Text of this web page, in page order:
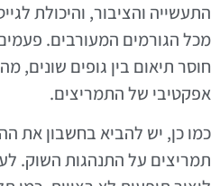
התעשייה והציבור, והיכולת
מכל הגורמים המעורבים.
חוסר תיאום בין גופים שונים,
אפקטיבי של התמריצים.
כמו כן, יש להביא בחשבון את
תמריצים על התנהגות השוק.